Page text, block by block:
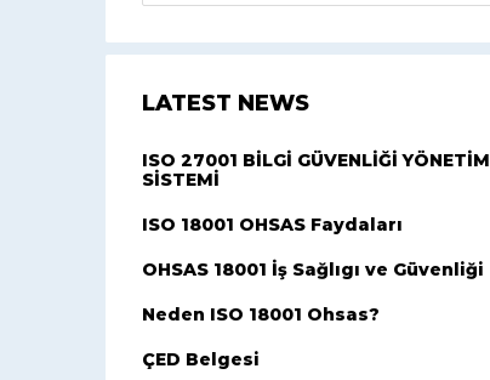
LATEST NEWS
ISO 27001 BİLGİ GÜVENLİĞİ YÖNETİM
SİSTEMİ
ISO 18001 OHSAS Faydaları
OHSAS 18001 İş Sağlıgı ve Güvenliği
Neden ISO 18001 Ohsas?
ÇED Belgesi